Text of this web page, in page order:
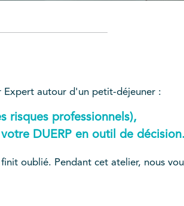
Expert autour d'un petit-déjeuner :
risques professionnels),
DUERP en outil de décision.
oublié. Pendant cet atelier, nous